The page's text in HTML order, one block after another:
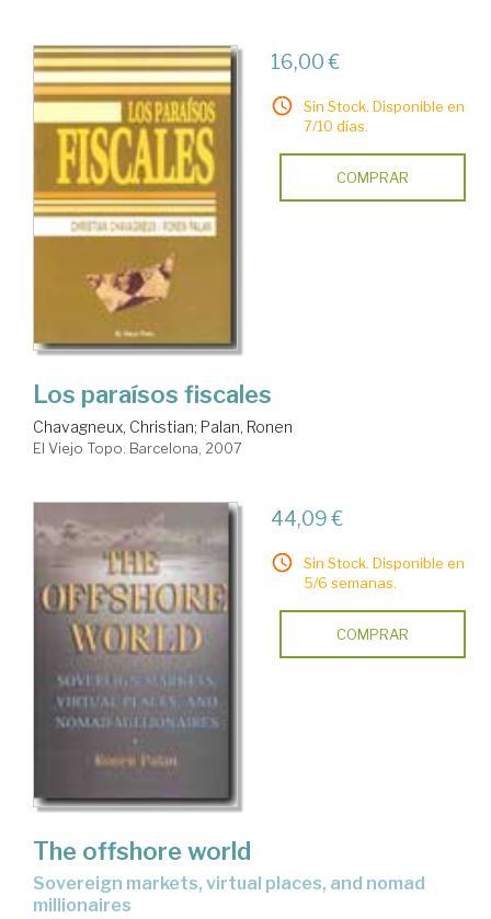
16,00 €
Sin Stock. Disponible en
7/10 días.
COMPRAR
Los paraísos fiscales
Chavagneux, Christian; Palan, Ronen
El Viejo Topo. Barcelona, 2007
44,09 €
Sin Stock. Disponible en
5/6 semanas.
COMPRAR
The offshore world
sovereign markets, virtual places, and nomad
millionaires